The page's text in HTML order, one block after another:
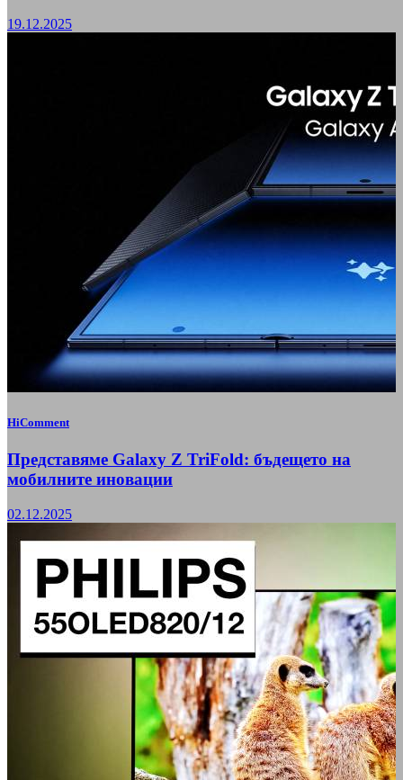
19.12.2025
HiComment
Представяме Galaxy Z TriFold: бъдещето на
мобилните иновации
02.12.2025